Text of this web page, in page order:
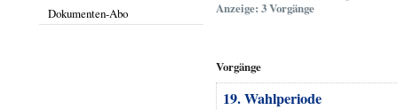
Dokumenten-Abo
Anzeige: 3 Vorgänge
Vorgänge
19. Wahlperiode